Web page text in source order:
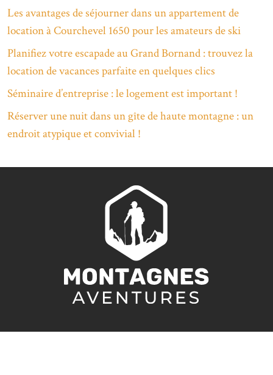
Les avantages de séjourner dans un appartement de
location à Courchevel 1650 pour les amateurs de ski
Planifiez votre escapade au Grand Bornand : trouvez la
location de vacances parfaite en quelques clics
Séminaire d’entreprise : le logement est important !
Réserver une nuit dans un gîte de haute montagne : un
endroit atypique et convivial !